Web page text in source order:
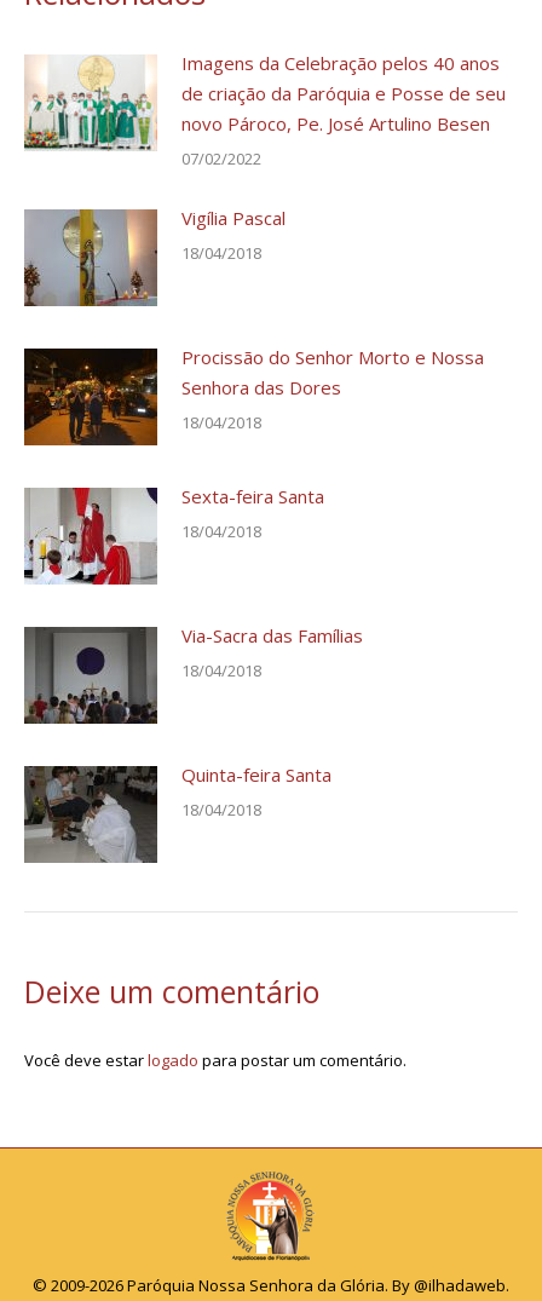
Imagens da Celebração pelos 40 anos
de criação da Paróquia e Posse de seu
novo Pároco, Pe. José Artulino Besen
07/02/2022
Vigília Pascal
18/04/2018
Procissão do Senhor Morto e Nossa
Senhora das Dores
18/04/2018
Sexta-feira Santa
18/04/2018
Via-Sacra das Famílias
18/04/2018
Quinta-feira Santa
18/04/2018
Deixe um comentário
Você deve estarlogado para postar um comentário.
© 2009-2026 Paróquia Nossa Senhora da Glória. By@ilhadaweb.